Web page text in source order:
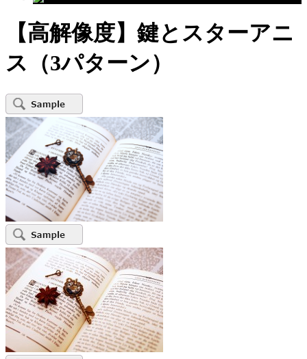
【高解像度】鍵とスターアニ
ス（3パターン）